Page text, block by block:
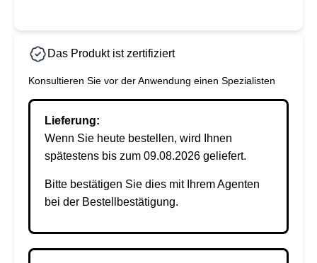
Das Produkt ist zertifiziert
Konsultieren Sie vor der Anwendung einen Spezialisten
Lieferung:
Wenn Sie heute bestellen, wird Ihnen
spätestens bis zum 09.08.2026 geliefert.
Bitte bestätigen Sie dies mit Ihrem Agenten
bei der Bestellbestätigung.